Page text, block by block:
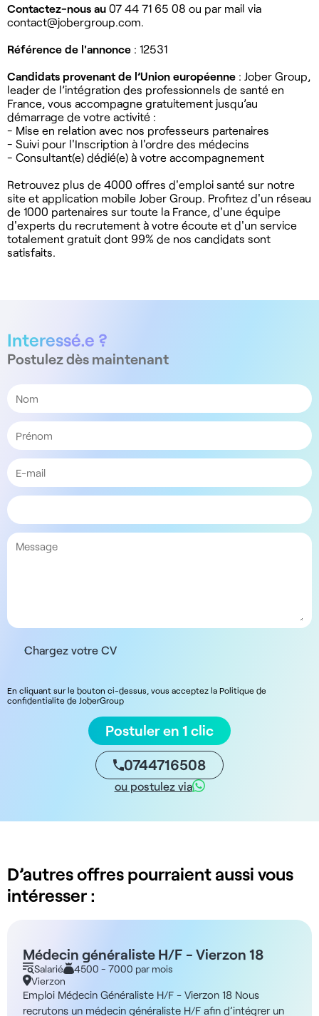
Contactez-nous au 07 44 71 65 08 ou par mail via
contact@jobergroup.com
Référence de l'annonce : 12531
Candidats provenant de l’Union européenne : Jober Group,
leader de l’intégration des professionnels de santé en
France, vous accompagne gratuitement jusqu’au
démarrage de votre activité :
- Mise en relation avec nos professeurs partenaires
- Suivi pour l'Inscription à l'ordre des médecins
- Consultant(e) dédié(e) à votre accompagnement
Retrouvez plus de 4000 offres d'emploi santé sur notre
site et application mobile Jober Group. Profitez d'un réseau
de 1000 partenaires sur toute la France, d'une équipe
d'experts du recrutement à votre écoute et d'un service
totalement gratuit dont 99% de nos candidats sont
satisfaits.
Interessé.e ?
Postulez dès maintenant
Chargez votre CV
En cliquant sur le bouton ci-dessus, vous acceptez la Politique de
confidentialite de JoberGroup
Postuler en 1 clic
0744716508
ou postulez via
D’autres offres pourraient aussi vous
intéresser :
Médecin généraliste H/F - Vierzon 18
Salarié
4500 - 7000 par mois
Vierzon
Emploi Médecin Généraliste H/F - Vierzon 18 Nous
recrutons un médecin généraliste H/F afin d’intégrer un